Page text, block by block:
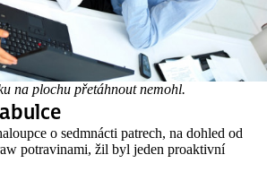
na plochu přetáhnout nemohl.
o sedmnácti patrech, na dohled od
potravinami, žil byl jeden proaktivní